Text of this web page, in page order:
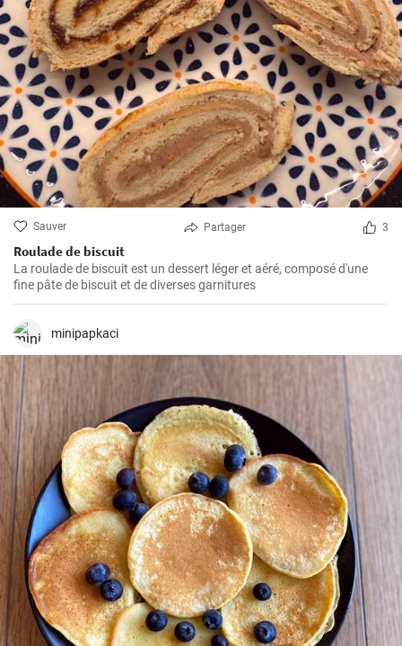
Sauver Partager 3
Roulade de biscuit
La roulade de biscuit est un dessert léger et aéré, composé d'une
fine pâte de biscuit et de diverses garnitures
minipapkaci